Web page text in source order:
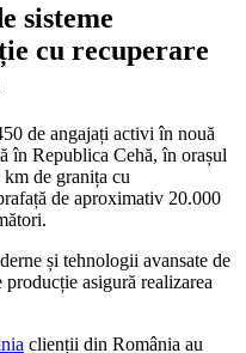
sisteme
cu recuperare
de angajați activi în nouă
în Republica Cehă, în orașul
de granița cu
de aproximativ 20.000
și tehnologii avansate de
asigură realizarea
clienții din România au